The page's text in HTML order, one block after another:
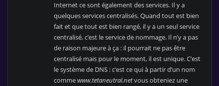
Internet ce sont également des services. Il y a
quelques services centralisés. Quand tout est bien
fait et que tout est bien rangé, il y a un seul service
centralisé, c’est le service de nommage. Il n’y a pas
de raison majeure à ça : il pourrait ne pas être
centralisé mais pour le moment, il est unique. C’est
le système de DNS : c’est ce qui à partir d’un nom
commewww.tetaneutral.netvous obteniez une